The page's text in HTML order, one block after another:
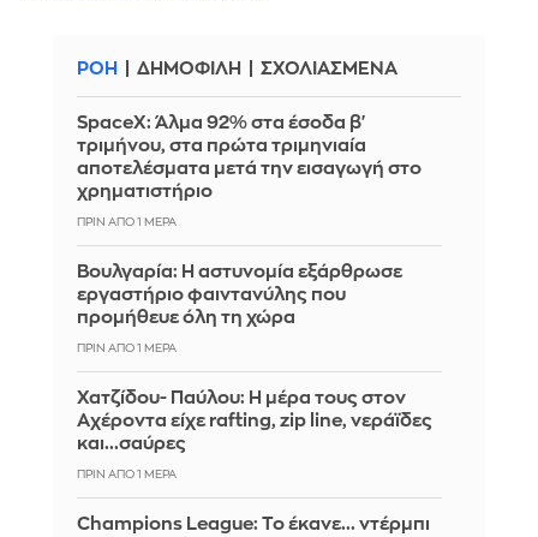
ΡΟΗ ΔΗΜΟΦΙΛΗ ΣΧΟΛΙΑΣΜΕΝΑ
SpaceX: Άλμα 92% στα έσοδα β'
τριμήνου, στα πρώτα τριμηνιαία
αποτελέσματα μετά την εισαγωγή στο
χρηματιστήριο
ΠΡΙΝ ΑΠΌ 1 ΜΈΡΑ
Βουλγαρία: Η αστυνομία εξάρθρωσε
εργαστήριο φαιντανύλης που
προμήθευε όλη τη χώρα
ΠΡΙΝ ΑΠΌ 1 ΜΈΡΑ
Χατζίδου- Παύλου: Η μέρα τους στον
Αχέροντα είχε rafting, zip line, νεράϊδες
και...σαύρες
ΠΡΙΝ ΑΠΌ 1 ΜΈΡΑ
Champions League: Το έκανε... ντέρμπι